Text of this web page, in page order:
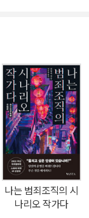
오러의 신작 장편
되었다. 교통사고를
’를 볼 수 있게 된
을 누리지 못하고 살
다. 얼굴 한번 본 적
람이 처음으로 대
견한다. 루이안을
이 게임에서 사귄
안을 구할 수 있는
회가 정의하는 ‘정
나는 범죄조직의 시
나리오 작가다